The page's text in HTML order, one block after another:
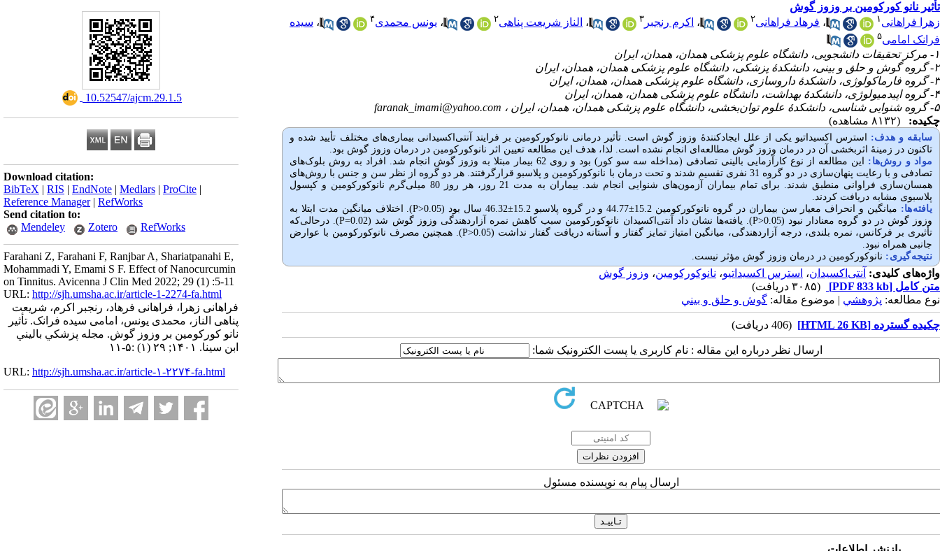
‎ 10.52547/ajcm.29.1.5
Download citation:
BibTeX | RIS | EndNote | Medlars | ProCite |
Reference Manager| RefWorks
Send citation to:
Mendeley
Zotero RefWorks
Farahani Z, Farahani F, Ranjbar A, Shariatpanahi E,
Mohammadi Y, Emami S F. Effect of Nanocurcumin
on Tinnitus. Avicenna J Clin Med 2022; 29 (1) :5-11
URL: http://sjh.umsha.ac.ir/article-1-2274-fa.html
فراهانی زهرا، فراهانی فرهاد، رنجبر اکرم، شریعت
پناهی الناز، محمدی یونس، امامی سیده فرانک. تأثیر
نانو کورکومین بر وزوز گوش. مجله پزشكي باليني
ابن سينا. ۱۴۰۱; ۲۹ (۱) :۵-۱۱
URL: http://sjh.umsha.ac.ir/article-۱-۲۲۷۴-fa.html
تأثیر نانو کورکومین بر وزوز گوش
زهرا فراهانی ۱ ، فرهاد فراهانی۲ ، اکرم رنجبر ۳ ، الناز شریعت پناهی۲ ، یونس محمدی۴ ، سیده
فرانک امامی۵
۱- مرکز تحقیقات دانشجویی، دانشگاه علوم پزشکی همدان، همدان، ایران
۲- گروه گوش و حلق و بینی، دانشکدۀ پزشکی، دانشگاه علوم پزشکی همدان، همدان، ایران
۳- گروه فارماکولوژی، دانشکدۀ داروسازی، دانشگاه علوم پزشکی همدان، همدان، ایران
۴- گروه اپیدمیولوژی، دانشکدۀ بهداشت، دانشگاه علوم پزشکی همدان، همدان، ایران
۵- گروه شنوایی شناسی، دانشکدۀ علوم توان‌بخشی، دانشگاه علوم پزشکی همدان، همدان، ایران ،
faranak_imami@yahoo.com
چکیده:
(۸۱۳۲ مشاهده)
سابقه و هدف:
استرس اکسیداتیو یکی از علل ایجادکنندۀ وزوز گوش است. تأثیر درمانی نانوکورکومین بر فرایند آنتی‌اکسیدانی بیماری‌های مختلف تأیید شده و
تاکنون در زمینۀ اثربخشی آن در درمان وزوز گوش مطالعه‌ای انجام نشده است. لذا، هدف این مطالعه تعیین اثر نانوکورکومین در درمان وزوز گوش بود.
مواد و روش‌‌ها :
این مطالعه از نوع کارآزمایی بالینی تصادفی (مداخله سه سو کور) بود و روی 62 بیمار مبتلا به وزوز گوش انجام شد. افراد به روش بلوک‌های
تصادفی و با رعایت پنهان‌سازی در دو گروه 31 نفری تقسیم شدند و تحت درمان با نانوکورکومین و پلاسبو قرارگرفتند. هر دو گروه از نظر سن و جنس با روش‌های
همسان‌سازی فراوانی منطبق شدند. برای تمام بیماران آزمون‌های شنوایی انجام شد. بیماران به مدت 21 روز، هر روز 80 میلی‌گرم نانوکورکومین و کپسول
پلاسبوی مشابه دریافت کردند.
یافته‌ها: میانگین و انحراف معیار سن بیماران در گروه نانوکورکومین 15.2 ±44.77 و در گروه پلاسبو 15.2 ±46.32 سال بود (0.05 <
P). اختلاف میانگین مدت ابتلا به
وزوز گوش در دو گروه معنادار نبود (0.05
<
P). یافته‌ها نشان داد آنتی‌اکسیدان نانوکورکومین سبب کاهش نمره آزاردهندگی وزوز گوش شد (0.02= P). درحالی‌که
تأثیری بر فرکانس، نمره بلندی، درجه آزاردهندگی، میانگین امتیاز تمایز گفتار و آستانه دریافت گفتار نداشت (0.05
<
P). همچنین مصرف نانوکورکومین با عوارض
جانبی همراه نبود.
نتیجه‌گیری: نانوکورکومین در درمان وزوز گوش مؤثر نیست.
واژه‌های کلیدی: آنتی‌اکسیدان، استرس اکسیداتیو، نانوکورکومین، وزوز گوش
متن کامل [PDF 833 kb]
(۳۰۸۵ دریافت)
نوع مطالعه: پژوهشي | موضوع مقاله: گوش و حلق و بيني
چکیده گسترده [HTML 26 KB] (406 دریافت)
ارسال نظر درباره این مقاله : نام کاربری یا پست الکترونیک شما:
ارسال پیام به نویسنده مسئول